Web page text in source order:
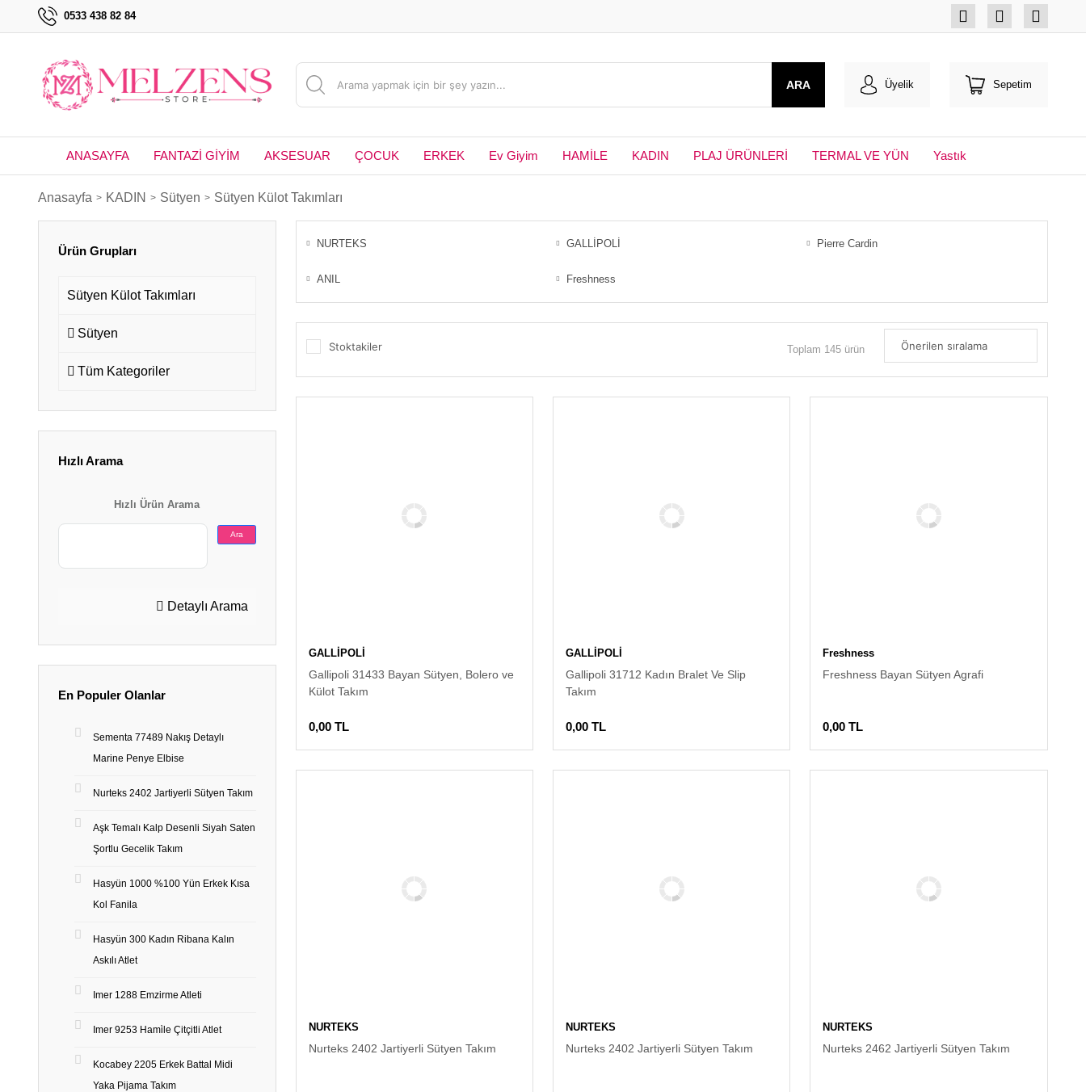
0533 438 82 84
ARA Üyelik Sepetim
ANASAYFA FANTAZİ GİYİM AKSESUAR ÇOCUK ERKEK Ev Giyim HAMİLE KADIN PLAJ ÜRÜNLERİ TERMAL VE YÜN Yastık
Anasayfa KADIN Sütyen Sütyen Külot Takımları
Ürün Grupları
Sütyen Külot Takımları
Sütyen
Tüm Kategoriler
Hızlı Arama
Hızlı Ürün Arama
Ara
Detaylı Arama
En Populer Olanlar
Sementa 77489 Nakış Detaylı
Marine Penye Elbise
Nurteks 2402 Jartiyerli Sütyen Takım
Aşk Temalı Kalp Desenli Siyah Saten
Şortlu Gecelik Takım
Hasyün 1000 %100 Yün Erkek Kısa
Kol Fanila
Hasyün 300 Kadın Ribana Kalın
Askılı Atlet
Imer 1288 Emzirme Atleti
Imer 9253 Hami̇le Çitçitli Atlet
Kocabey 2205 Erkek Battal Midi
Yaka Pijama Takım
NURTEKS GALLİPOLİ Pierre Cardin
ANIL Freshness
Stoktakiler Toplam 145 ürün
GALLİPOLİ
Gallipoli 31433 Bayan Sütyen, Bolero ve
Külot Takım
0,00 TL
GALLİPOLİ
Gallipoli 31712 Kadın Bralet Ve Slip
Takım
0,00 TL
Freshness
Freshness Bayan Sütyen Agrafi
0,00 TL
NURTEKS
Nurteks 2402 Jartiyerli Sütyen Takım
NURTEKS
Nurteks 2402 Jartiyerli Sütyen Takım
NURTEKS
Nurteks 2462 Jartiyerli Sütyen Takım